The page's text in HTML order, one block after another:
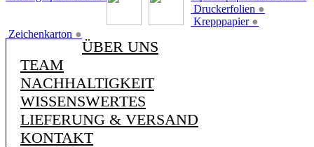
Druckerfolien ●
Krepppapier ●
Zeichenkarton ●
ÜBER UNS
TEAM
NACHHALTIGKEIT
WISSENSWERTES
LIEFERUNG & VERSAND
KONTAKT